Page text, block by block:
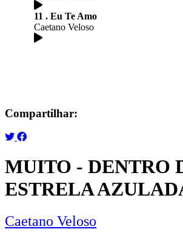
11 . Eu Te Amo
Caetano Veloso
Compartilhar:
MUITO - DENTRO
ESTRELA
Caetano Veloso